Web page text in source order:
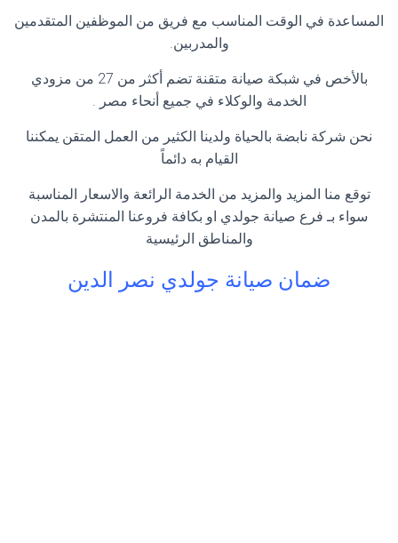
المساعدة في الوقت المناسب مع فريق من الموظفين المتقدمين
والمدربين.
بالأخص في شبكة صيانة متقنة تضم أكثر من 27 من مزودي
الخدمة والوكلاء في جميع أنحاء مصر .
نحن شركة نابضة بالحياة ولدينا الكثير من العمل المتقن يمكننا
القيام به دائماً
توقع منا المزيد والمزيد من الخدمة الرائعة والاسعار المناسبة
سواء بـ فرع صيانة جولدي او بكافة فروعنا المنتشرة بالمدن
والمناطق الرئيسية
ضمان صيانة جولدي نصر الدين